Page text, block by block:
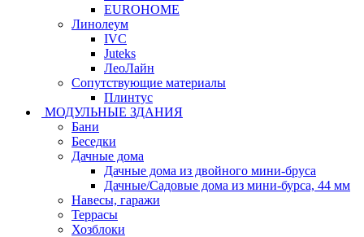
EUROHOME
Линолеум
IVC
Juteks
ЛеоЛайн
Сопутствующие материалы
Плинтус
МОДУЛЬНЫЕ ЗДАНИЯ
Бани
Беседки
Дачные дома
Дачные дома из двойного мини-бруса
Дачные/Садовые дома из мини-бурса, 44 мм
Навесы, гаражи
Террасы
Хозблоки